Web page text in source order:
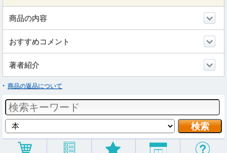
商品の内容
おすすめコメント
著者紹介
商品の返品について